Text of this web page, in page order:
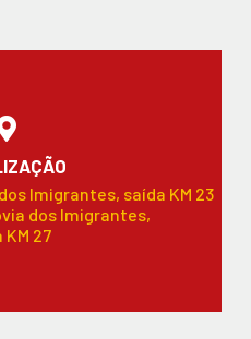
Imigrantes, saída KM 23
dos Imigrantes,
KM 27